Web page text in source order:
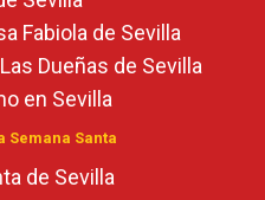
Fabiola de Sevilla
Dueñas de Sevilla
en Sevilla
Semana Santa
de Sevilla